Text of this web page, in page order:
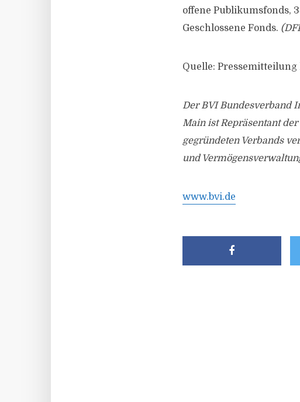
offene Publikumsfonds,
Geschlossene Fonds.
Quelle: Pressemitteilung
Der BVI Bundesverband
Main ist Repräsentant
gegründeten Verbands
und
www.bvi.de